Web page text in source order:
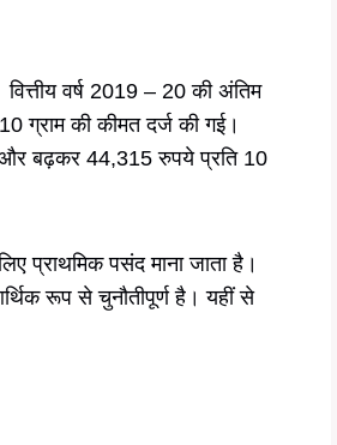
वर्ष 2019 – 20 की अंतिम
ग्राम की कीमत दर्ज की गई।
बढ़कर 44,315 रुपये प्रति 10
प्राथमिक पसंद माना जाता है।
रूप से चुनौतीपूर्ण है। यहीं से